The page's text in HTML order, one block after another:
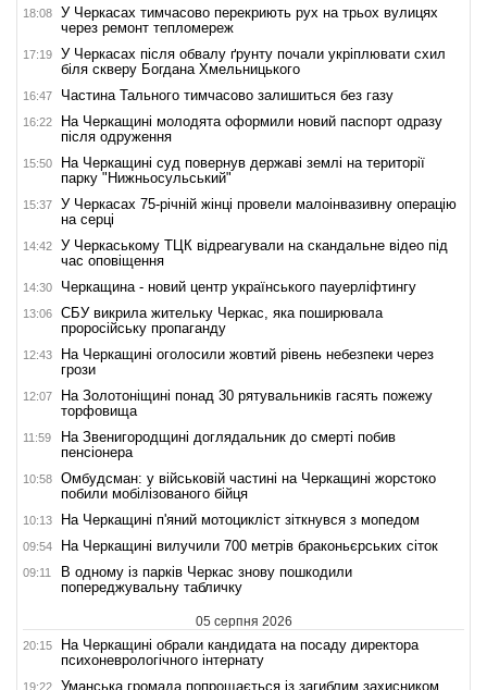
18:08
У Черкасах тимчасово перекриють рух на трьох вулицях
через ремонт тепломереж
17:19
У Черкасах після обвалу ґрунту почали укріплювати схил
біля скверу Богдана Хмельницького
16:47 Частина Тального тимчасово залишиться без газу
16:22
На Черкащині молодята оформили новий паспорт одразу
після одруження
15:50
На Черкащині суд повернув державі землі на території
парку "Нижньосульський"
15:37
У Черкасах 75-річній жінці провели малоінвазивну операцію
на серці
14:42
У Черкаському ТЦК відреагували на скандальне відео під
час оповіщення
14:30 Черкащина - новий центр українського пауерліфтингу
13:06
СБУ викрила жительку Черкас, яка поширювала
проросійську пропаганду
12:43
На Черкащині оголосили жовтий рівень небезпеки через
грози
12:07
На Золотоніщині понад 30 рятувальників гасять пожежу
торфовища
11:59
На Звенигородщині доглядальник до смерті побив
пенсіонера
10:58
Омбудсман: у військовій частині на Черкащині жорстоко
побили мобілізованого бійця
10:13 На Черкащині п'яний мотоцикліст зіткнувся з мопедом
09:54 На Черкащині вилучили 700 метрів браконьєрських сіток
09:11
В одному із парків Черкас знову пошкодили
попереджувальну табличку
05 серпня 2026
20:15
На Черкащині обрали кандидата на посаду директора
психоневрологічного інтернату
19:22 Уманська громада попрощається із загиблим захисником